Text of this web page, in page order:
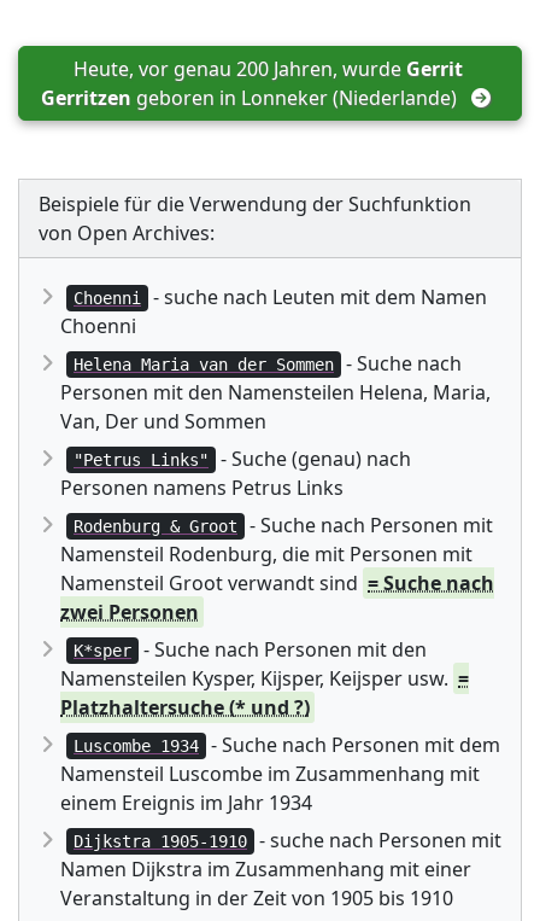
Heute, vor genau 200 Jahren, wurde Gerrit
Gerritzen geboren in Lonneker (Niederlande)
Beispiele für die Verwendung der Suchfunktion
von Open Archives:
Choenni
- suche nach Leuten mit dem Namen
Choenni
Helena Maria van der Sommen
- Suche nach
Personen mit den Namensteilen Helena, Maria,
Van, Der und Sommen
"Petrus Links"
- Suche (genau) nach
Personen namens Petrus Links
Rodenburg & Groot
- Suche nach Personen mit
Namensteil Rodenburg, die mit Personen mit
Namensteil Groot verwandt sind = Suche nach
zwei Personen
K*sper
- Suche nach Personen mit den
Namensteilen Kysper, Kijsper, Keijsper usw. =
Platzhaltersuche (* und ?)
Luscombe 1934
- Suche nach Personen mit dem
Namensteil Luscombe im Zusammenhang mit
einem Ereignis im Jahr 1934
Dijkstra 1905-1910
- suche nach Personen mit
Namen Dijkstra im Zusammenhang mit einer
Veranstaltung in der Zeit von 1905 bis 1910